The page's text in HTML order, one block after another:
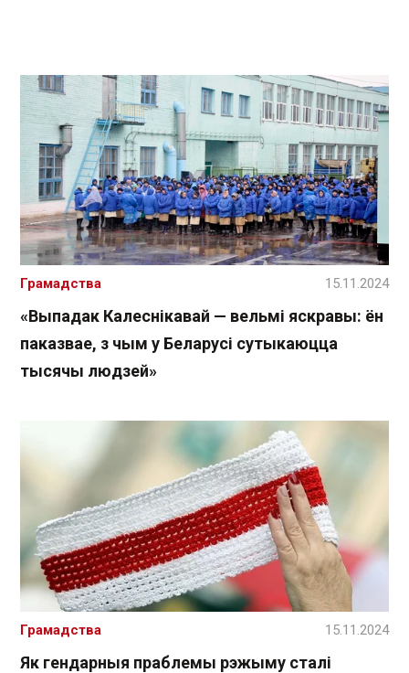
«Выпадак Калеснікавай — вельмі яскравы: ён
паказвае, з чым у Беларусі сутыкаюцца
тысячы людзей»
Грамадства 15.11.2024
Як гендарныя праблемы рэжыму сталі
Грамадства 15.11.2024